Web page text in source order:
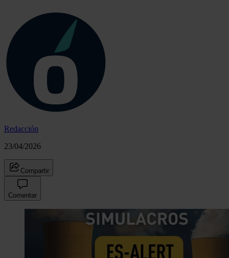
Redacción
23/04/2026
Compartir
Comentar